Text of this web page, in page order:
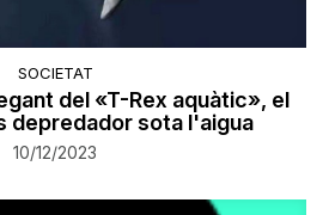
SOCIETAT
del «T-Rex aquàtic», el
depredador sota l'aigua
10/12/2023